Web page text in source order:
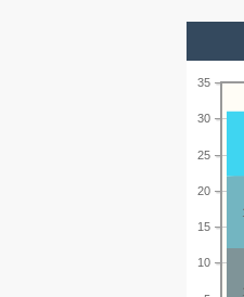
10
15
20
25
30
35